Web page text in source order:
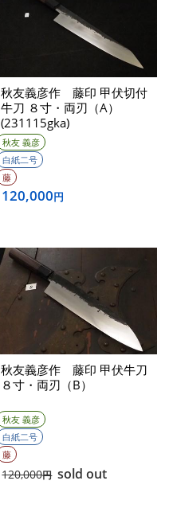
秋友義彦作 藤印 甲伏切付
牛刀 ８寸・両刃（A）
(231115gka)
秋友 義彦
白紙二号
藤
120,000円
秋友義彦作 藤印 甲伏牛刀
８寸・両刃（B）
秋友 義彦
白紙二号
藤
120,000円 sold out